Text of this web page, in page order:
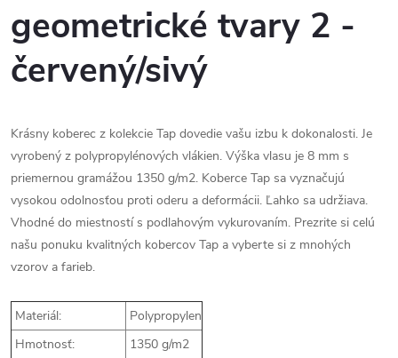
geometrické tvary 2 -
červený/sivý
Krásny koberec z kolekcie Tap dovedie vašu izbu k dokonalosti. Je
vyrobený z polypropylénových vlákien. Výška vlasu je 8 mm s
priemernou gramážou 1350 g/m2. Koberce Tap sa vyznačujú
vysokou odolnosťou proti oderu a deformácii. Ľahko sa udržiava.
Vhodné do miestností s podlahovým vykurovaním. Prezrite si celú
našu ponuku kvalitných kobercov Tap a vyberte si z mnohých
vzorov a farieb.
Materiál:
Polypropylen
Hmotnosť:
1350 g/m2